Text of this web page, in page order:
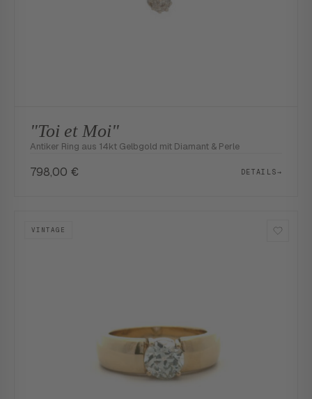
"Toi et Moi"
Antiker Ring aus 14kt Gelbgold mit Diamant & Perle
798,00 € DETAILS→
VINTAGE